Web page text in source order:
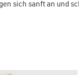
sich sanft an und